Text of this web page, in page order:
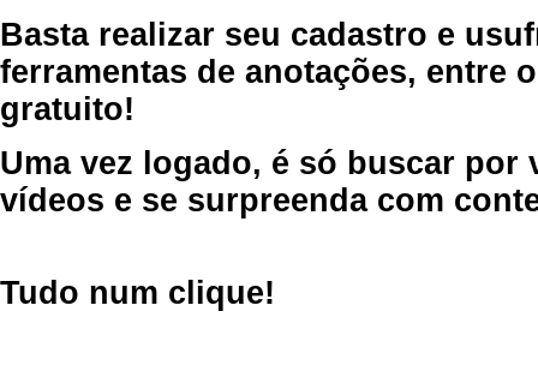
Basta realizar seu cadastro e
ferramentas de anotações, entre
gratuito!
Uma vez logado, é só buscar por
vídeos e se surpreenda com
Tudo num clique!